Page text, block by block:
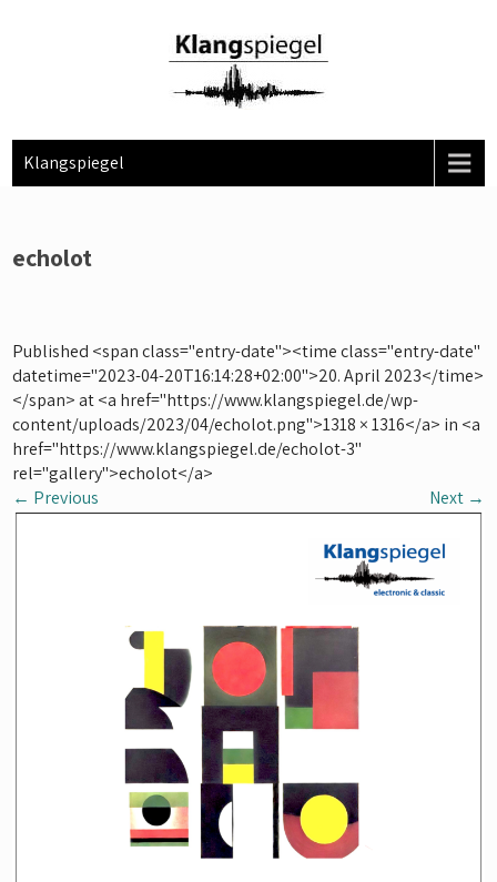
Klangspiegel
echolot
Published <span class="entry-date"><time class="entry-date"
datetime="2023-04-20T16:14:28+02:00">20. April 2023</time>
</span> at <a href="https://www.klangspiegel.de/wp-
content/uploads/2023/04/echolot.png">1318 × 1316</a> in <a
href="https://www.klangspiegel.de/echolot-3"
rel="gallery">echolot</a>
← Previous Next →